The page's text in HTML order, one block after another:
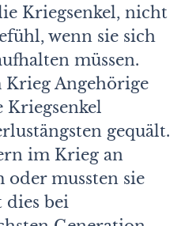
Kriegsenkel, nicht
wenn sie sich
müssen.
Angehörige
Kriegsenkel
gequält.
im Krieg an
oder mussten sie
bei